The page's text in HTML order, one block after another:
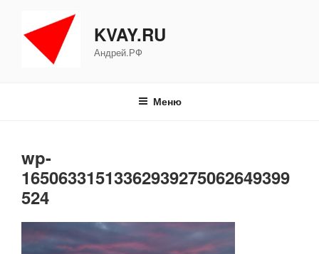
содержимому
KVAY.RU
Андрей.РФ
Меню
wp-
16506331513362939275062649399
524